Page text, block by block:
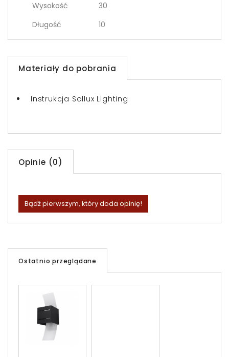
Wysokość
30
Długość
10
Materiały do pobrania
Instrukcja Sollux Lighting
Opinie (0)
Bądź pierwszym, który doda opinię!
Ostatnio przeglądane